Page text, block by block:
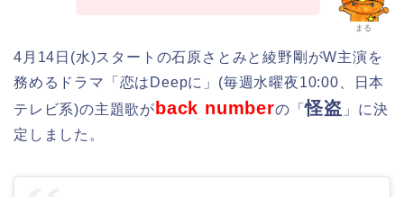
まる
4月14日(水)スタートの石原さとみと綾野剛がW主演を
務めるドラマ「恋はDeepに」(毎週水曜夜10:00、日本
テレビ系)の主題歌が back numberの「怪盗 」に決
定しました。